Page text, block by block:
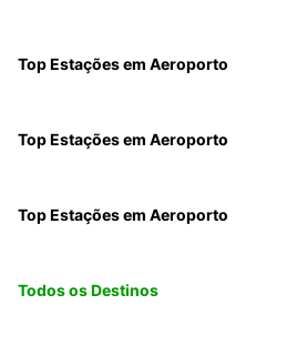
Top Estações em Aeroporto
Top Estações em Aeroporto
Top Estações em Aeroporto
Todos os Destinos